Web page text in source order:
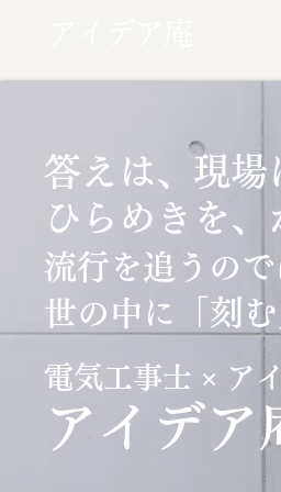
ひらめきを、
答えは、現場
流行を追うので
世の中に
「刻む
電気工事士 × ア
アイデア